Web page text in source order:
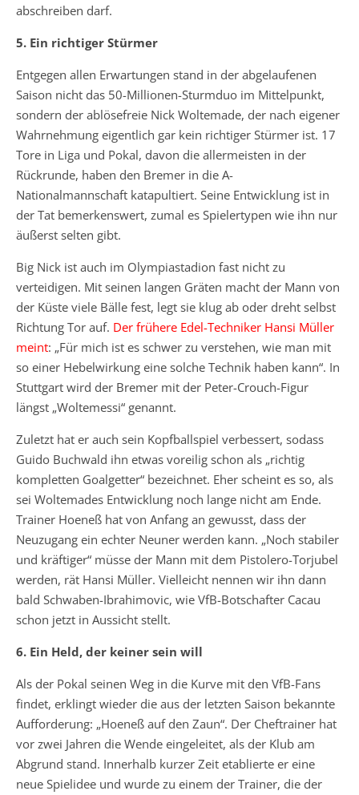
abschreiben darf.
5. Ein richtiger Stürmer
Entgegen allen Erwartungen stand in der abgelaufenen
Saison nicht das 50-Millionen-Sturmduo im Mittelpunkt,
sondern der ablösefreie Nick Woltemade, der nach eigener
Wahrnehmung eigentlich gar kein richtiger Stürmer ist. 17
Tore in Liga und Pokal, davon die allermeisten in der
Rückrunde, haben den Bremer in die A-
Nationalmannschaft katapultiert. Seine Entwicklung ist in
der Tat bemerkenswert, zumal es Spielertypen wie ihn nur
äußerst selten gibt.
Big Nick ist auch im Olympiastadion fast nicht zu
verteidigen. Mit seinen langen Gräten macht der Mann von
der Küste viele Bälle fest, legt sie klug ab oder dreht selbst
Richtung Tor auf. Der frühere Edel-Techniker Hansi Müller
meint: „Für mich ist es schwer zu verstehen, wie man mit
so einer Hebelwirkung eine solche Technik haben kann“. In
Stuttgart wird der Bremer mit der Peter-Crouch-Figur
längst „Woltemessi“ genannt.
Zuletzt hat er auch sein Kopfballspiel verbessert, sodass
Guido Buchwald ihn etwas voreilig schon als „richtig
kompletten Goalgetter“ bezeichnet. Eher scheint es so, als
sei Woltemades Entwicklung noch lange nicht am Ende.
Trainer Hoeneß hat von Anfang an gewusst, dass der
Neuzugang ein echter Neuner werden kann. „Noch stabiler
und kräftiger“ müsse der Mann mit dem Pistolero-Torjubel
werden, rät Hansi Müller. Vielleicht nennen wir ihn dann
bald Schwaben-Ibrahimovic, wie VfB-Botschafter Cacau
schon jetzt in Aussicht stellt.
6. Ein Held, der keiner sein will
Als der Pokal seinen Weg in die Kurve mit den VfB-Fans
findet, erklingt wieder die aus der letzten Saison bekannte
Aufforderung: „Hoeneß auf den Zaun“. Der Cheftrainer hat
vor zwei Jahren die Wende eingeleitet, als der Klub am
Abgrund stand. Innerhalb kurzer Zeit etablierte er eine
neue Spielidee und wurde zu einem der Trainer, die der